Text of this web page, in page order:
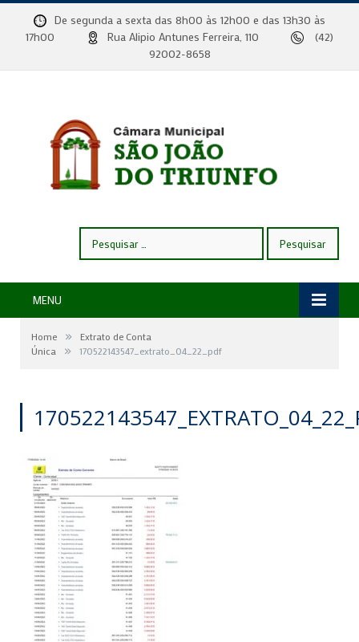
De segunda a sexta das 8h00 às 12h00 e das 13h30 às
17h00
Rua Alipio Antunes Ferreira, 110
(42)
92002-8658
por:
MENU
Home »
Extrato de Conta
Única
» 170522143547_extrato_04_22_pdf